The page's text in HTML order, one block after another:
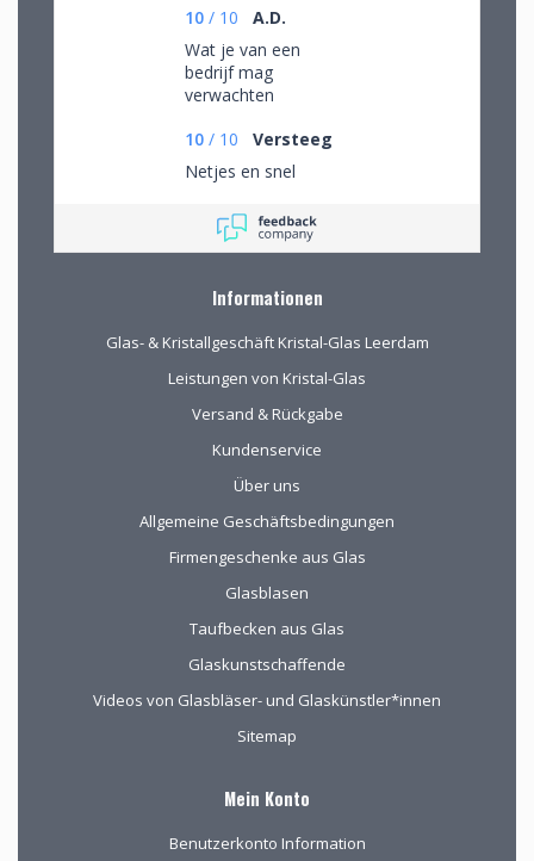
10 / 10
A.D.
Wat je van een
bedrijf mag
verwachten
10 / 10
Versteeg
Netjes en snel
Informationen
Glas- & Kristallgeschäft Kristal-Glas Leerdam
Leistungen von Kristal-Glas
Versand & Rückgabe
Kundenservice
Über uns
Allgemeine Geschäftsbedingungen
Firmengeschenke aus Glas
Glasblasen
Taufbecken aus Glas
Glaskunstschaffende
Videos von Glasbläser- und Glaskünstler*innen
Sitemap
Mein Konto
Benutzerkonto Information